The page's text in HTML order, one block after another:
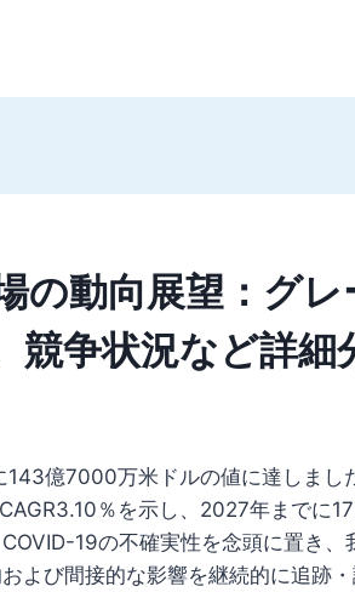
の動向展望：グレ
競争状況など詳細
億7000万米ドルの値に達しまし
％を示し、2027年までに
19の不確実性を念頭に置き、
よび間接的な影響を継続的に追跡